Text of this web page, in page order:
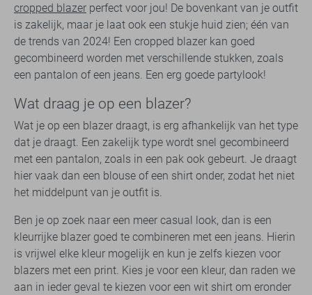
cropped blazer perfect voor jou! De bovenkant van je outfit
is zakelijk, maar je laat ook een stukje huid zien; één van
de trends van 2024! Een cropped blazer kan goed
gecombineerd worden met verschillende stukken, zoals
een pantalon of een jeans. Een erg goede partylook!
Wat draag je op een blazer?
Wat je op een blazer draagt, is erg afhankelijk van het type
dat je draagt. Een zakelijk type wordt snel gecombineerd
met een pantalon, zoals in een pak ook gebeurt. Je draagt
hier vaak dan een blouse of een shirt onder, zodat het niet
het middelpunt van je outfit is.
Ben je op zoek naar een meer casual look, dan is een
kleurrijke blazer goed te combineren met een jeans. Hierin
is vrijwel elke kleur mogelijk en kun je zelfs kiezen voor
blazers met een print. Kies je voor een kleur, dan raden we
aan in ieder geval te kiezen voor een wit shirt om eronder